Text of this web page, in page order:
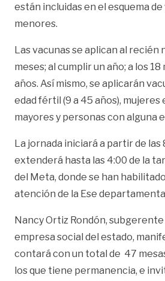
están incluidas en el esquema
menores.
Las vacunas se aplican al recién
meses; al cumplir un año; a los 18
años. Así mismo, se aplicarán
edad fértil (9 a 45 años), mujeres
mayores y personas con alguna
La jornada iniciará a partir de las
extenderá hasta las 4:00 de la
del Meta, donde se han
atención de la Ese
Nancy Ortiz Rondón,
empresa social del estado,
contará con un total de 47
los que tiene permanencia, e